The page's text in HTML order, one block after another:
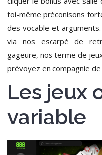
toi-même préconisons
des vocable et
via nos escarpé de
gageure, nos terme de
prévoyez en compagnie
Les jeux
variable